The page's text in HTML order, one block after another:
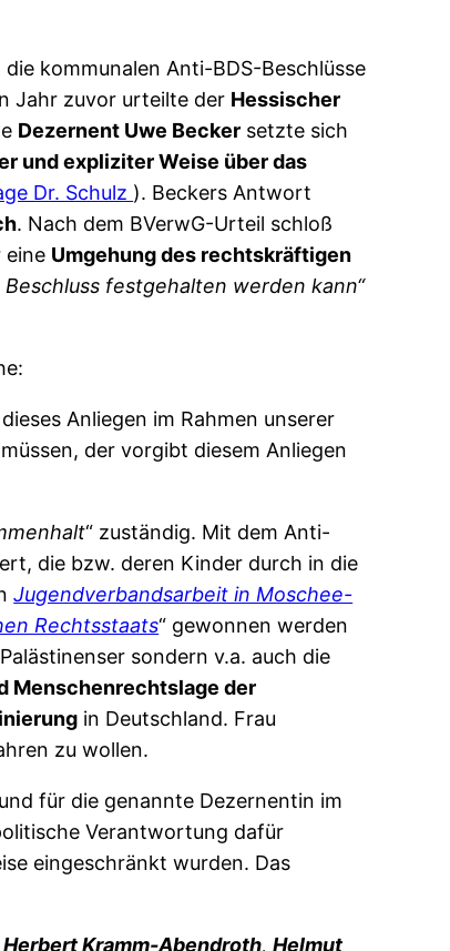
kommunalen Anti-BDS-Beschlüsse
Jahr zuvor urteilte der Hessischer
Dezernent Uwe Becker setzte sich
und expliziter Weise über das
Dr. Schulz ). Beckers Antwort
. Nach dem BVerwG-Urteil schloß
eine Umgehung des rechtskräftigen
festgehalten werden kann“
Anliegen im Rahmen unserer
der vorgibt diesem Anliegen
“ zuständig. Mit dem Anti-
die bzw. deren Kinder durch in die
Jugendverbandsarbeit in Moschee-
Rechtsstaats“ gewonnen werden
sondern v.a. auch die
Menschenrechtslage der
in Deutschland. Frau
zu wollen.
für die genannte Dezernentin im
Verantwortung dafür
eingeschränkt wurden. Das
Herbert Kramm-Abendroth,Helmut